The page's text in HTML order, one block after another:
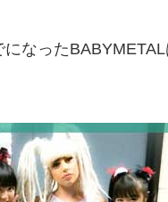
なった